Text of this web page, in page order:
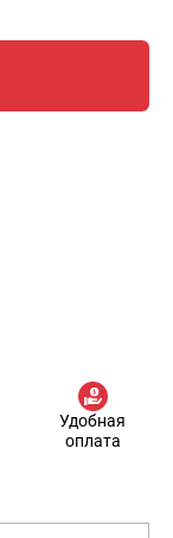
Удобная
оплата